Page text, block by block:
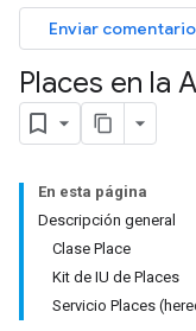
Enviar
Places en la
En esta página
Descripción general
Clase Place
Kit de IU de Places
Servicio Places